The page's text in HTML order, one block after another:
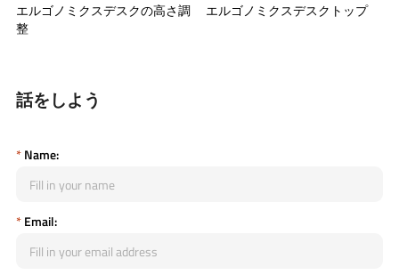
エルゴノミクスデスクの高さ調
整
エルゴノミクスデスクトップ
話をしよう
*Name:
*Email: